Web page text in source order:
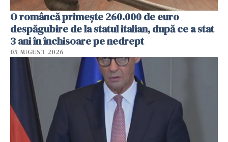
O româncă primește 260.000 de euro
despăgubire de la statul italian, după ce a stat
3 ani în închisoare pe nedrept
05 AUGUST 2026